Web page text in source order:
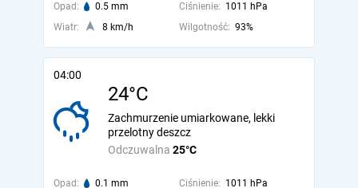
Opad: 0.5 mm Ciśnienie: 1011 hPa
Wiatr:
8 km/h Wilgotność: 93%
04:00
24°C
Odczuwalna 25°C
Zachmurzenie umiarkowane, lekki
przelotny deszcz
Opad: 0.1 mm Ciśnienie: 1011 hPa